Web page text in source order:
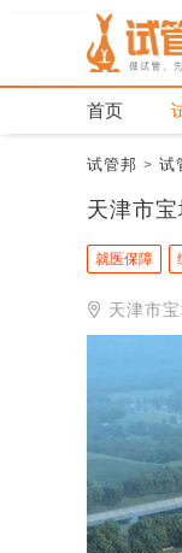
首页
试管邦 > 试
天津市
就医保障
天津市